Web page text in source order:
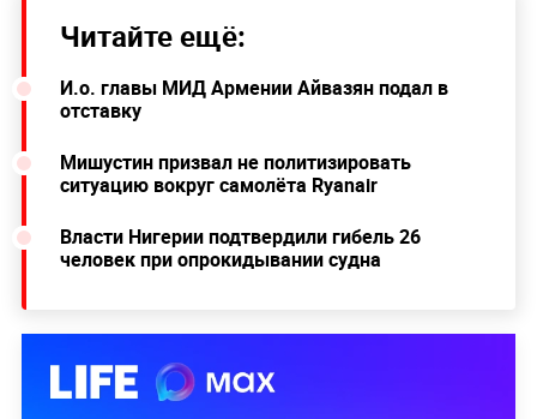
Читайте ещё:
И.о. главы МИД Армении Айвазян подал в
отставку
Мишустин призвал не политизировать
ситуацию вокруг самолёта Ryanair
Власти Нигерии подтвердили гибель 26
человек при опрокидывании судна